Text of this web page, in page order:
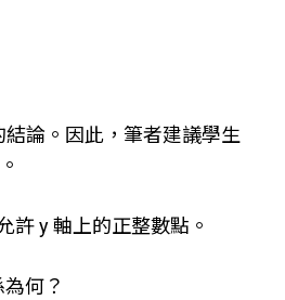
論。因此，筆者建議學生
y 軸上的正整數點。
何？